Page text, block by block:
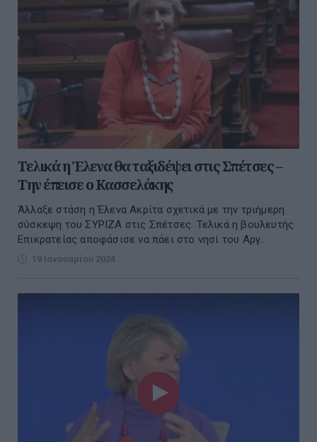
Τελικά η Έλενα θα ταξιδέψει στις Σπέτσες –
Την έπεισε ο Κασσελάκης
Άλλαξε στάση η Έλενα Ακρίτα σχετικά με την τριήμερη
σύσκεψη του ΣΥΡΙΖΑ στις Σπέτσες. Τελικά η βουλευτής
Επικρατείας αποφάσισε να πάει στο νησί του Αργ...
19 Ιανουαρίου 2024